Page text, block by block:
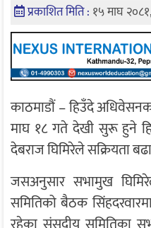
प्रकाशित मिति : १५ माघ
काठमाडौं – हिउँदे
माघ १८ गते देखी सुरू हुने
देबराज घिमिरेले सक्रियता
जसअनुसार सभामुख
समितिको बैठक